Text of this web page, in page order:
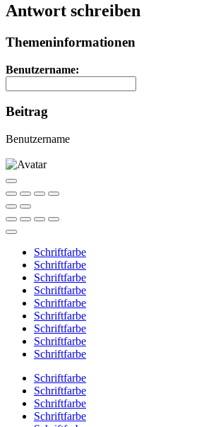
Antwort schreiben
Themeninformationen
Benutzername:
Beitrag
Benutzername
Schriftfarbe
Schriftfarbe
Schriftfarbe
Schriftfarbe
Schriftfarbe
Schriftfarbe
Schriftfarbe
Schriftfarbe
Schriftfarbe
Schriftfarbe
Schriftfarbe
Schriftfarbe
Schriftfarbe